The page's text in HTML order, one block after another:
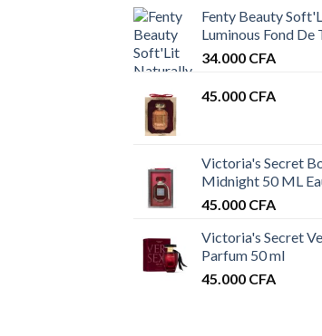
Fenty Beauty
Luminous Fond De
34.000 CFA
45.000 CFA
Victoria's Secret
Midnight 50 ML
45.000 CFA
Victoria's Secret
Parfum 50 ml
45.000 CFA